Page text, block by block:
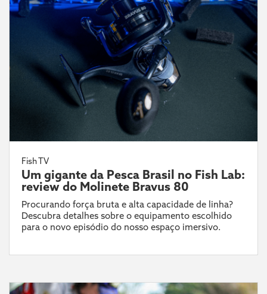
Fish TV
Um gigante da Pesca Brasil no Fish Lab:
review do Molinete Bravus 80
Procurando força bruta e alta capacidade de linha?
Descubra detalhes sobre o equipamento escolhido
para o novo episódio do nosso espaço imersivo.